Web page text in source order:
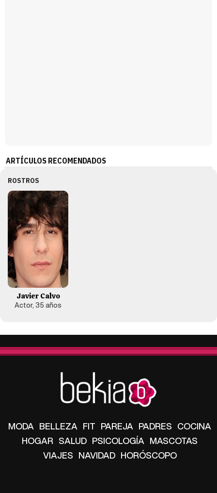
ARTÍCULOS RECOMENDADOS
ROSTROS
Javier Calvo
Actor, 35 años
MODA BELLEZA FIT PAREJA PADRES COCINA
HOGAR SALUD PSICOLOGÍA MASCOTAS
VIAJES NAVIDAD HORÓSCOPO